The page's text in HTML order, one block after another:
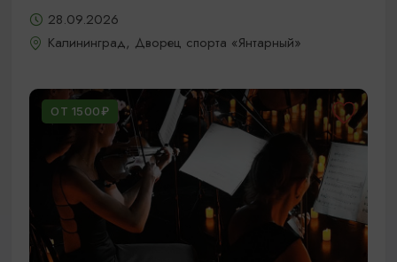
28.09.2026
Калининград, Дворец спорта «Янтарный»
ОТ 1500₽